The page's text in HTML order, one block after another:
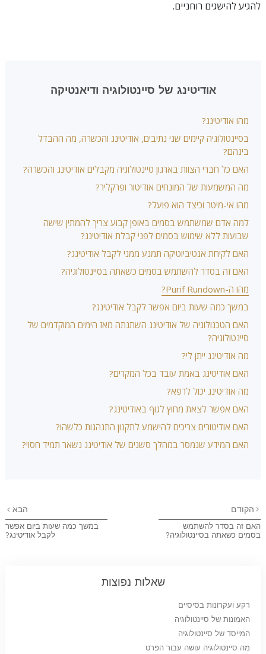
להגיע להישגים רוחניים.
אודיטינג של סיינטולוגיה ודיאנטיקה
מהו אודיטינג?
בסיינטולוגיה קיימים שני נתיבים, אודיטינג והכשרה, מה ההבדל
בינהם?
האם כל חברי הצוות בארגון סיינטולוגיה מקבלים אודיטינג והכשרה?
מה המשמעות של המונחים אודיטור ופרקליר?
מהו אי-מיטר וכיצד הוא פועל?
למה אדם שמשתמש בסמים באופן קבוע צריך להמתין שישה
שבועות ללא שימוש בסמים לפני קבלת אודיטינג?
האם לקיחת אנטיביוטיקה תמנע ממני לקבל אודיטינג?
האם זה בסדר להשתמש בסמים כשאתה בסיינטולוגיה?
מהו ה-Purif Rundown?
במשך כמה שעות ביום אפשר לקבל אודיטינג?
האם הטכנולוגיה של אודיטינג השתנתה מאז הימים המוקדמים של
סיינטולוגיה?
מה אודיטינג ייתן לי?
האם אודיטינג באמת עובד בכל המקרים?
מה אודיטינג יכול לרפא?
האם אפשר לצאת מחוץ לגוף באודיטינג?
האם אודיטורים צריכים להישמע לתקנון התנהגות כלשהו?
האם המידע שנמסר במהלך סשנים של אודיטינג נשאר תמיד חסוי?
הקודם
האם זה בסדר להשתמש
בסמים כשאתה בסיינטולוגיה?
הבא
במשך כמה שעות ביום אפשר
לקבל אודיטינג?
שאלות נפוצות
רקע ועקרונות בסיסיים
האמונות של סיינטולוגיה
המייסד של סיינטולוגיה
מה סיינטולוגיה עושה עבור הפרט